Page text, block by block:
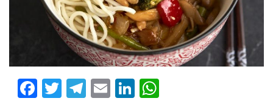
Facebook
Twitter
Telegram
EmailLinkedIn